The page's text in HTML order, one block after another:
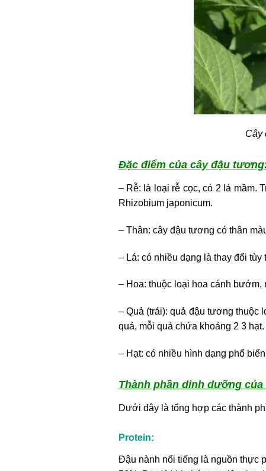
Cây
Đặc điểm của cây đậu
– Rễ: là loại rễ cọc, có 2 lá mầm.
Rhizobium japonicum.
– Thân: cây đậu tương có thân
– Lá: có nhiều dạng là thay đổi
– Hoa: thuộc loại hoa cánh bướm,
– Quả (trái): quả đậu tương thuộc
quả, mỗi quả chứa khoảng 2 3 hạt.
– Hạt: có nhiều hình dạng phổ
Thành phần dinh dưỡng
Dưới đây là tổng hợp các thành
Protein:
Đậu nành nổi tiếng là nguồn thực